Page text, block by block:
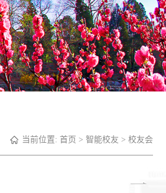
当前位置: 首页 > 智能校友 > 校友会